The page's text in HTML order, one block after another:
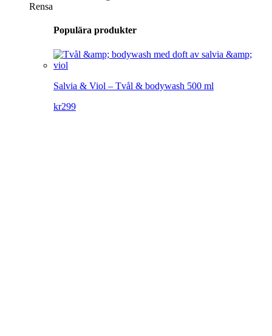
Rensa
Populära produkter
Salvia & Viol – Tvål & bodywash 500 ml
kr299